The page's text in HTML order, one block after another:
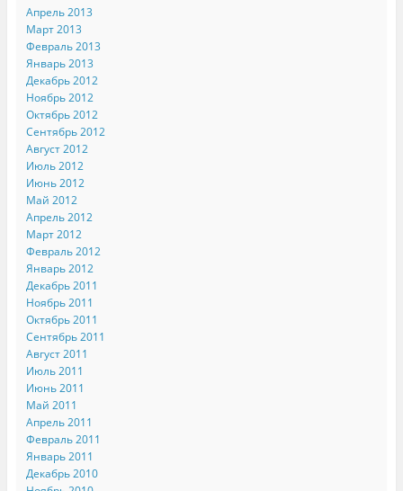
Апрель 2013
Март 2013
Февраль 2013
Январь 2013
Декабрь 2012
Ноябрь 2012
Октябрь 2012
Сентябрь 2012
Август 2012
Июль 2012
Июнь 2012
Май 2012
Апрель 2012
Март 2012
Февраль 2012
Январь 2012
Декабрь 2011
Ноябрь 2011
Октябрь 2011
Сентябрь 2011
Август 2011
Июль 2011
Июнь 2011
Май 2011
Апрель 2011
Февраль 2011
Январь 2011
Декабрь 2010